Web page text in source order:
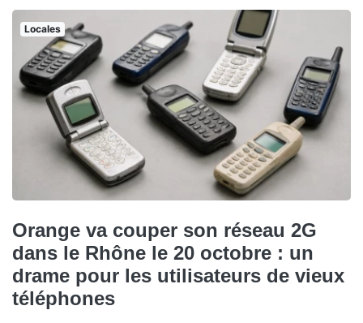
Locales
Orange va couper son réseau 2G
dans le Rhône le 20 octobre : un
drame pour les utilisateurs de vieux
téléphones